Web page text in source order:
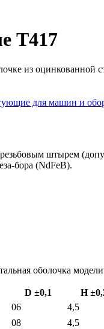
T417
из оцинкованной
для машин и
штырем
бора (NdFeB).
оболочка
D ±0,1 H
06 4,5
08 4,5